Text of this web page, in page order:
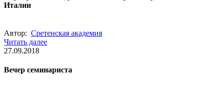
Италии
Автор: Сретенская академия
Читать далее
27.09.2018
Вечер семинариста